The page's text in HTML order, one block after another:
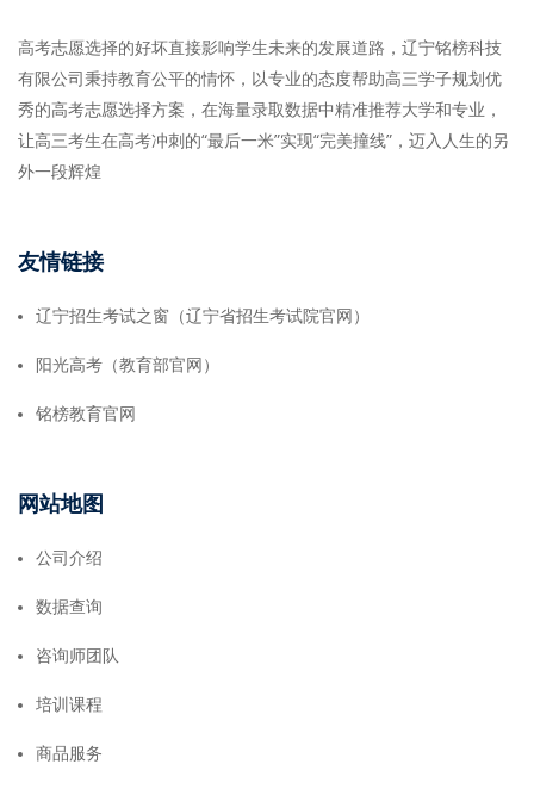
高考志愿选择的好坏直接影响学生未来的发展道路，辽宁铭榜科技
有限公司秉持教育公平的情怀，以专业的态度帮助高三学子规划优
秀的高考志愿选择方案，在海量录取数据中精准推荐大学和专业，
让高三考生在高考冲刺的“最后一米”实现“完美撞线”，迈入人生的另
外一段辉煌
友情链接
辽宁招生考试之窗（辽宁省招生考试院官网）
阳光高考（教育部官网）
铭榜教育官网
网站地图
公司介绍
数据查询
咨询师团队
培训课程
商品服务